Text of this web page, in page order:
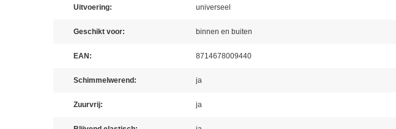
Uitvoering: universeel
Geschikt voor: binnen en buiten
EAN: 8714678009440
Schimmelwerend: ja
Zuurvrij: ja